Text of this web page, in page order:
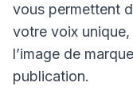
vous permettent
votre voix unique,
l’image de
publication.